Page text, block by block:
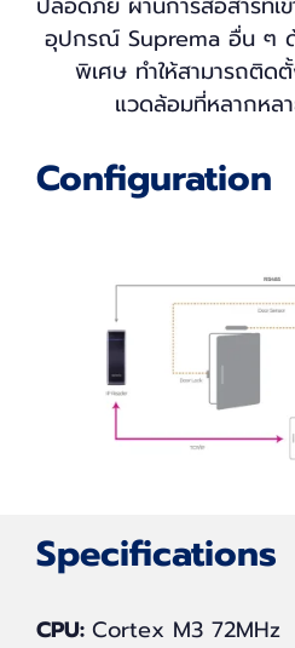
อุปกรณ์ Suprema อื่น ๆ
พิเศษ ทำให้สามารถติด
แวดล้อมที่หลากหล
Configuration
Specifications
CPU: Cortex M3 72MHz